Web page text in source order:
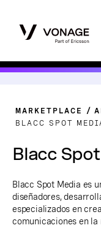
MARKETPLACE
BLACC SPOT
Blacc
Blacc Spot Media es
diseñadores,
especializados en
comunicaciones en